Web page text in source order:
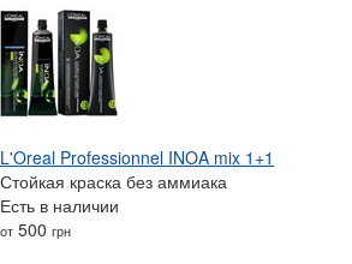
L'Oreal Professionnel INOA mix 1+1
Стойкая краска без аммиака
Есть в наличии
от 500 грн